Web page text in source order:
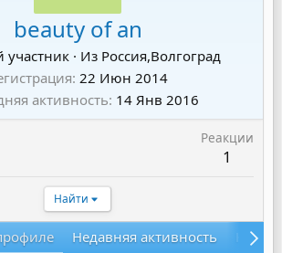
beauty of an
· Из Россия,Волгоград
22 Июн 2014
активность 14 Янв 2016
Реакции
1
Найти
Недавняя активность